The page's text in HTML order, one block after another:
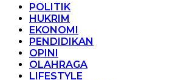
POLITIK
HUKRIM
EKONOMI
PENDIDIKAN
OPINI
OLAHRAGA
LIFESTYLE